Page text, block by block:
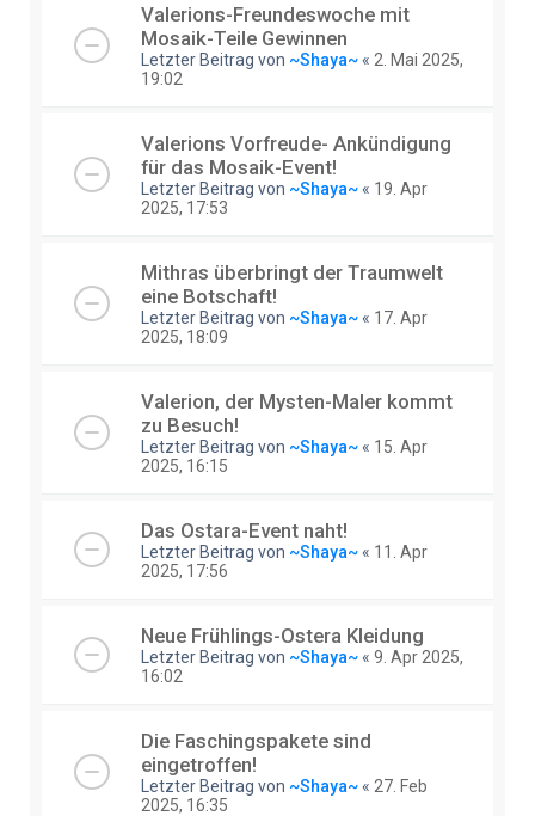
Valerions-Freundeswoche mit
Mosaik-Teile Gewinnen
Letzter Beitrag von ~Shaya~ « 2. Mai 2025,
19:02
Valerions Vorfreude- Ankündigung
für das Mosaik-Event!
Letzter Beitrag von ~Shaya~ « 19. Apr
2025, 17:53
Mithras überbringt der Traumwelt
eine Botschaft!
Letzter Beitrag von ~Shaya~ « 17. Apr
2025, 18:09
Valerion, der Mysten-Maler kommt
zu Besuch!
Letzter Beitrag von ~Shaya~ « 15. Apr
2025, 16:15
Das Ostara-Event naht!
Letzter Beitrag von ~Shaya~ « 11. Apr
2025, 17:56
Neue Frühlings-Ostera Kleidung
Letzter Beitrag von ~Shaya~ « 9. Apr 2025,
16:02
Die Faschingspakete sind
eingetroffen!
Letzter Beitrag von ~Shaya~ « 27. Feb
2025, 16:35